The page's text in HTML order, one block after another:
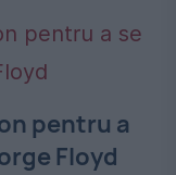
pentru a
Floyd